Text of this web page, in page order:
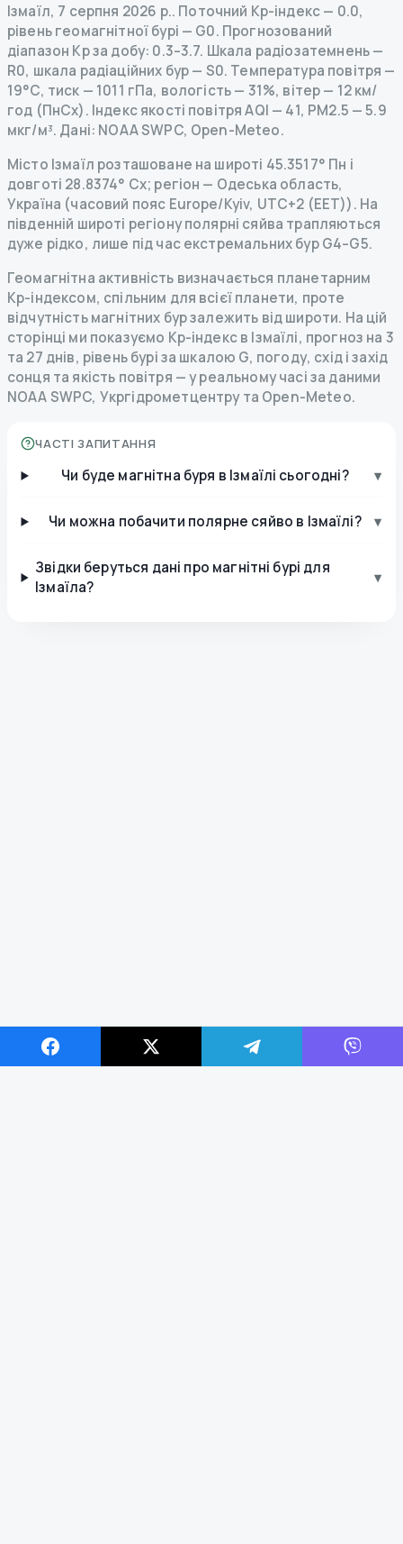
Ізмаїл, 7 серпня 2026 р.. Поточний Kp-індекс— 0.0,
рівень геомагнітної бурі — G0. Прогнозований
діапазон Kp за добу: 0.3–3.7. Шкала радіозатемнень—
R0, шкала радіаційних бур— S0. Температура повітря —
19°C, тиск — 1011 гПа, вологість — 31%, вітер — 12 км/
год (ПнСх). Індекс якості повітря AQI — 41, PM2.5 — 5.9
мкг/м³. Дані: NOAA SWPC, Open-Meteo.
Місто Ізмаїл розташоване на широті 45.3517° Пн і
довготі 28.8374° Сх; регіон — Одеська область,
Україна (часовий пояс Europe/Kyiv, UTC+2 (EET)). На
південній широті регіону полярні сяйва трапляються
дуже рідко, лише під час екстремальних бур G4–G5.
Геомагнітна активність визначається планетарним
Kp-індексом, спільним для всієї планети, проте
відчутність магнітних бур залежить від широти. На цій
сторінці ми показуємо Kp-індекс в Ізмаїлі, прогноз на 3
та 27 днів, рівень бурі за шкалою G, погоду, схід і захід
сонця та якість повітря — у реальному часі за даними
NOAA SWPC, Укргідрометцентру та Open-Meteo.
ЧАСТІ ЗАПИТАННЯ
Чи буде магнітна буря в Ізмаїлі сьогодні? ▾
Чи можна побачити полярне сяйво в Ізмаїлі? ▾
Звідки беруться дані про магнітні бурі для
Ізмаїла?
▾